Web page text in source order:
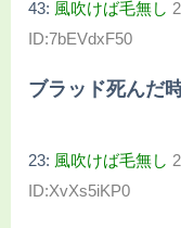
43: 風吹けば毛無し
ID:7bEVdxF50
ブラッド死んだ
23: 風吹けば毛無し
ID:XvXs5iKP0